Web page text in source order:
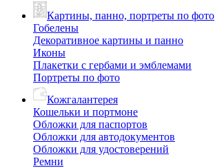
Картины, панно, портреты по фото
Гобелены
Декоративное картины и панно
Иконы
Плакетки с гербами и эмблемами
Портреты по фото
Кожгалантерея
Кошельки и портмоне
Обложки для паспортов
Обложки для автодокументов
Обложки для удостоверений
Ремни